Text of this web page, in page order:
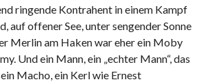
ringende Kontrahent in einem Kampf
auf offener See, unter sengender Sonne
Merlin am Haken war eher ein Moby
Und ein Mann, ein „echter Mann“, das
Macho, ein Kerl wie Ernest